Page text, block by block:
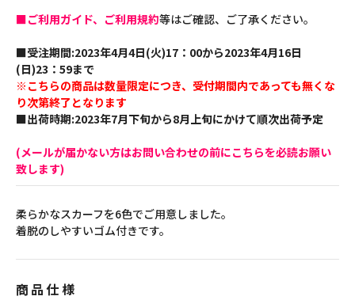
■ご利用ガイド、ご利用規約等はご確認、ご了承ください。
■受注期間:2023年4月4日(火)17：00から2023年4月16日
(日)23：59まで
※こちらの商品は数量限定につき、受付期間内であっても無くな
り次第終了となります
■出荷時期:2023年7月下旬から8月上旬にかけて順次出荷予定
(メールが届かない方はお問い合わせの前にこちらを必読お願い
致します)
柔らかなスカーフを6色でご用意しました。
着脱のしやすいゴム付きです。
商品仕様